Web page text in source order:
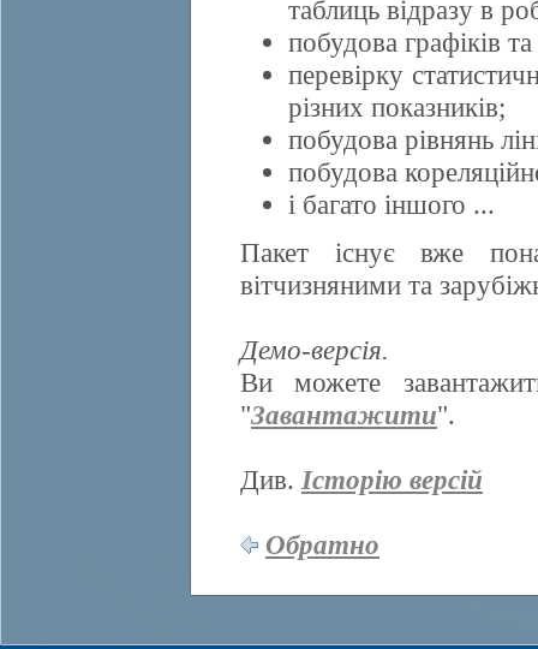
таблиць відразу в
побудова графіків
перевірку
різних показників;
побудова рівнянь
побудова
і багато іншого ...
Пакет існує вже
вітчизняними та
Демо-версія.
Ви можете
"Завантажити".
Див. Історію версій
Обратно